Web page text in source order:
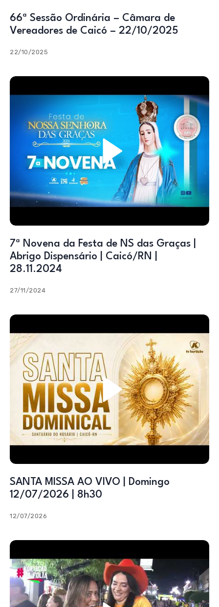
66ª Sessão Ordinária – Câmara de
Vereadores de Caicó – 22/10/2025
22/10/2025
7ª Novena da Festa de NS das Graças |
Abrigo Dispensário | Caicó/RN |
28.11.2024
27/11/2024
SANTA MISSA AO VIVO | Domingo
12/07/2026 | 8h30
12/07/2026